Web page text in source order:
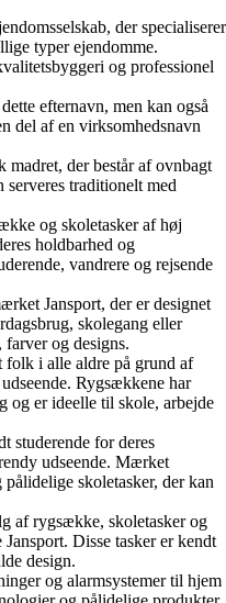
der specialiserer
typer ejendomme.
og professionel
efternavn, men kan også
del af en virksomhedsnavn
madret, der består af ovnbagt
traditionelt med
og skoletasker af høj
holdbarhed og
vandrere og rejsende
Jansport, der er designet
skolegang eller
og designs.
i alle aldre på grund af
Rygsækkene har
og er ideelle til skole, arbejde
studerende for deres
udseende. Mærket
skoletasker, der kan
af rygsække, skoletasker og
Disse tasker er kendt
design.
og alarmsystemer til hjem